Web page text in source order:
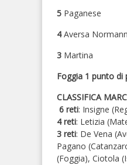
5 Paganese
4Aversa
3 Martina
Foggia 1 punto di
CLASSIFICA
6 reti: Insigne
4 reti: Letizia
3 reti: De Vena
Pagano
(Foggia), Ciotola